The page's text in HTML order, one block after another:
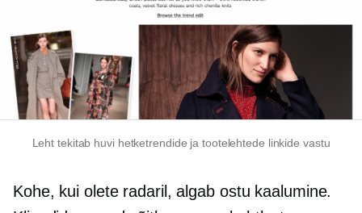
Leht tekitab huvi hetketrendide ja tootelehtede linkide vastu
Kohe, kui olete radaril, algab ostu kaalumine.